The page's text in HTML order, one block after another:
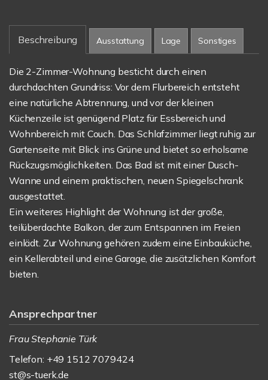
Beschreibung Ausstattung Lage Sonstiges
Die 2-Zimmer-Wohnung besticht durch einen
durchdachten Grundriss: Vor dem Flurbereich entsteht
eine natürliche Abtrennung, und vor der kleinen
Küchenzeile ist genügend Platz für Essbereich und
Wohnbereich mit Couch. Das Schlafzimmer liegt ruhig zur
Gartenseite mit Blick ins Grüne und bietet so erholsame
Rückzugsmöglichkeiten. Das Bad ist mit einer Dusch-
Wanne und einem praktischen, neuen Spiegelschrank
ausgestattet.
Ein weiteres Highlight der Wohnung ist der große,
teilüberdachte Balkon, der zum Entspannen im Freien
einlädt. Zur Wohnung gehören zudem eine Einbauküche,
ein Kellerabteil und eine Garage, die zusätzlichen Komfort
bieten.
Ansprechpartner
Frau Stephanie Türk
Telefon: +49 1512 7079424
st@s-tuerk.de